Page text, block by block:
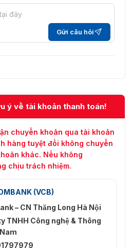
1 cổng, thường đóng theo mặc
Đúng
Tấm đen và khung bạc
12 VDC, 1 A
Lắp đặt bề mặt
CE
Gửi câu hỏi
ý về tài khoản thanh toán!
chuyển khoản qua tài khoản
hàng tuyệt đối không chuyển
khác. Nếu không
chịu trách nhiệm.
(VCB)
– CN Thăng Long Hà Nội
TNHH Công nghệ & Thông